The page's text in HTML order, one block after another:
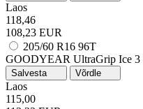
Laos
118,46
108,23 EUR
205/60 R16 96T
GOODYEAR UltraGrip Ice 3
Salvesta Võrdle
Laos
115,00